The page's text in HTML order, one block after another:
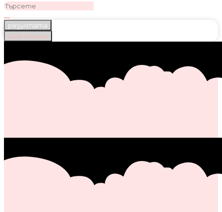
резултата
Виж всички